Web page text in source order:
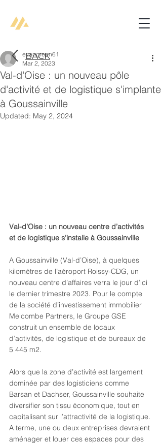
Val-d'Oise : un nouveau pôle
d'activité et de logistique s'implante
à Goussainville
evangreen61
Mar 2, 2023
Updated: May 2, 2024
Val-d’Oise : un nouveau centre d’activités
et de logistique s’installe à Goussainville
A Goussainville (Val-d’Oise), à quelques
kilomètres de l’aéroport Roissy-CDG, un
nouveau centre d’affaires verra le jour d’ici
le dernier trimestre 2023. Pour le compte
de la société d’investissement immobilier
Melcombe Partners, le Groupe GSE
construit un ensemble de locaux
d’activités, de logistique et de bureaux de
5 445 m2.
Alors que la zone d’activité est largement
dominée par des logisticiens comme
Barsan et Dachser, Goussainville souhaite
diversifier son tissu économique, tout en
capitalisant sur l’attractivité de la logistique.
A terme, une ou deux entreprises devraient
aménager et louer ces espaces pour des
BACK